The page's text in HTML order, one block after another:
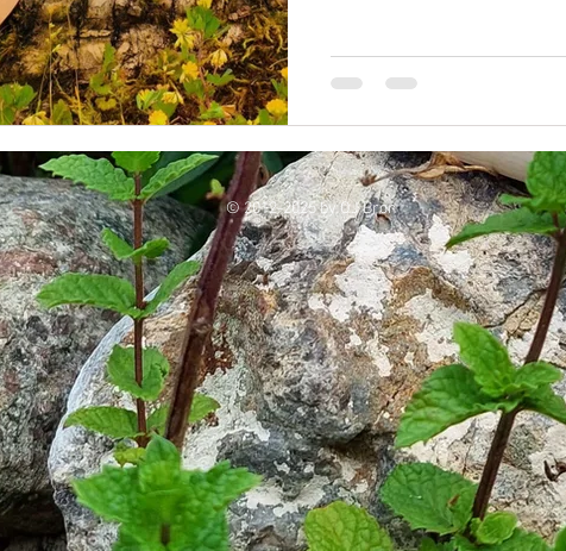
resnično lahko izboljšajo
Oglejmo si, zakaj se vedno
© 2012-2025 by OJ Bron